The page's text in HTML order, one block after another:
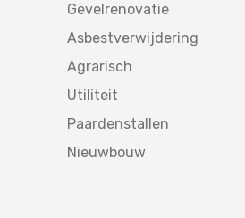
Gevelrenovatie
Asbestverwijdering
Agrarisch
Utiliteit
Paardenstallen
Nieuwbouw